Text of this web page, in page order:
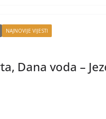
NAJNOVIJE VIJESTI
Dana voda –